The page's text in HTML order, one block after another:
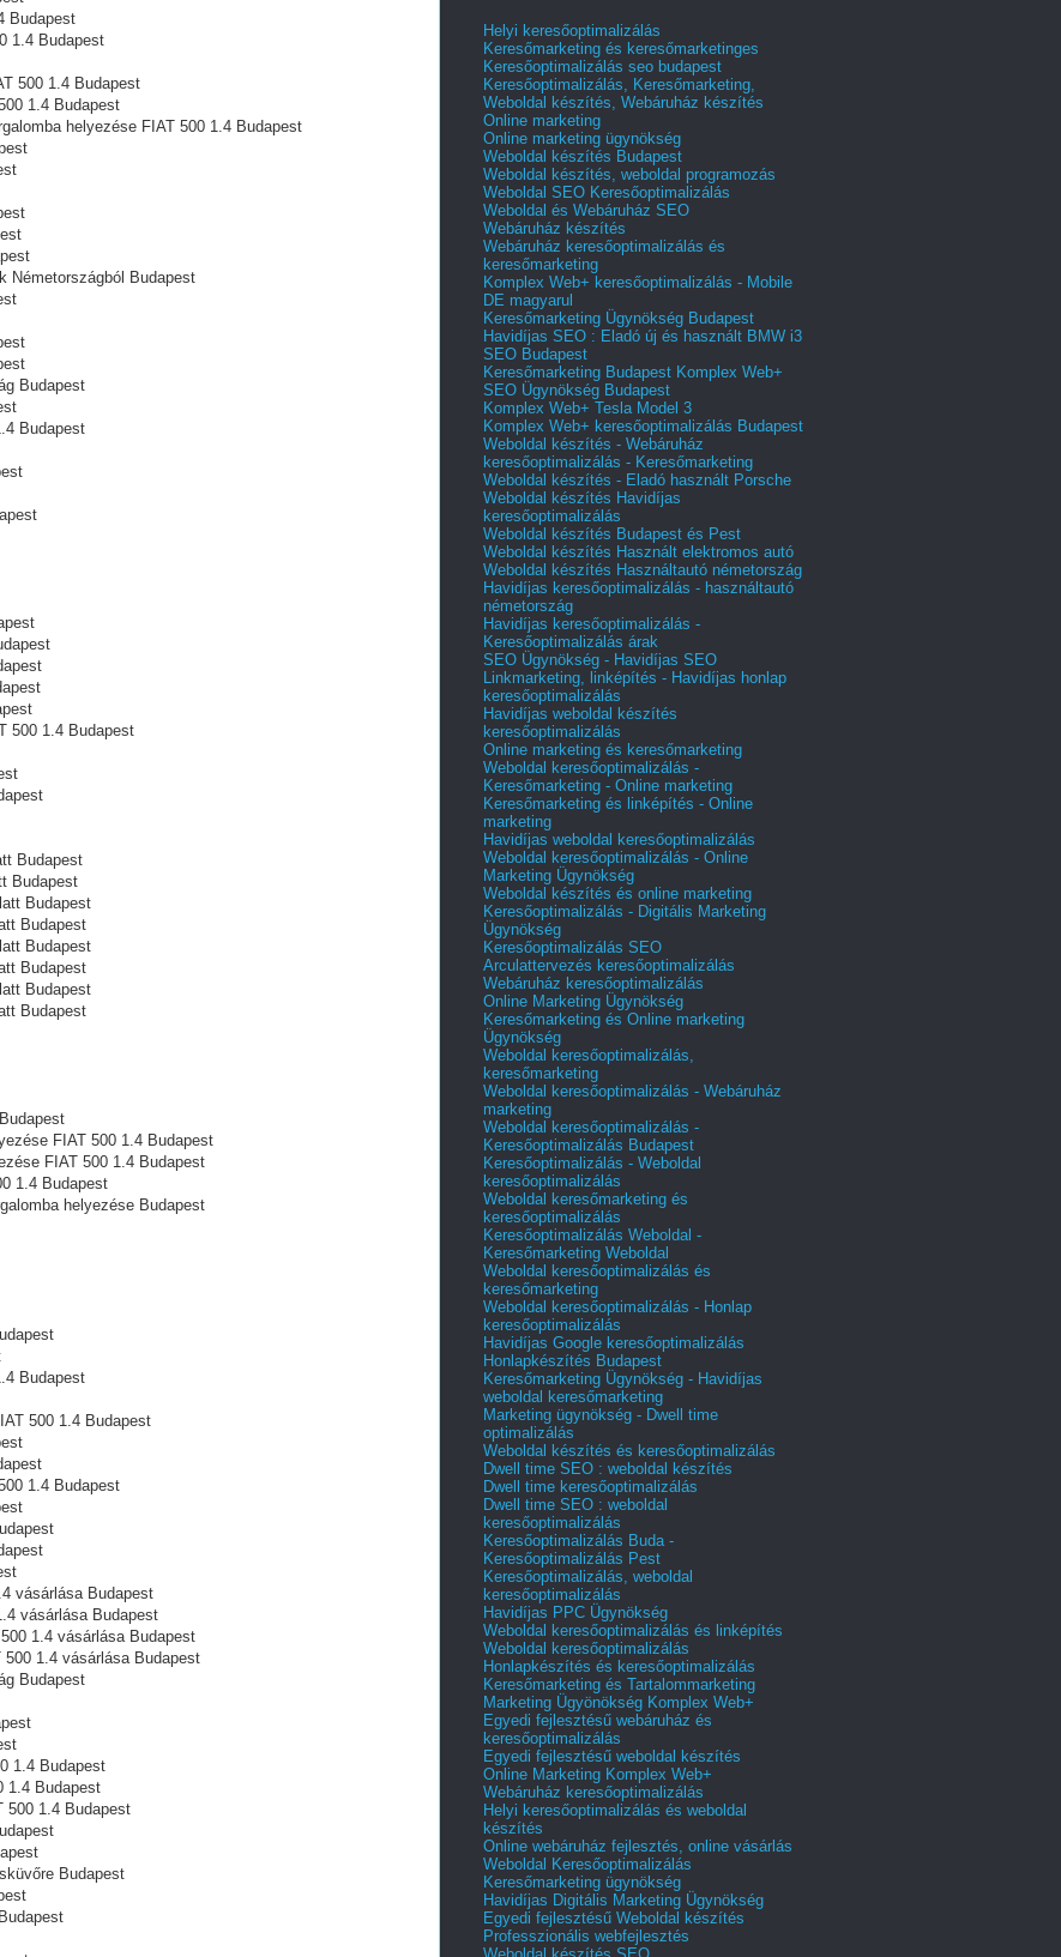
Budapest
1.4 Budapest
500 1.4 Budapest
1.4 Budapest
helyezése FIAT 500 1.4 Budapest
Németországból Budapest
Budapest
Budapest
500 1.4 Budapest
Budapest
Budapest
Budapest
Budapest
Budapest
Budapest
Budapest
Budapest
FIAT 500 1.4 Budapest
FIAT 500 1.4 Budapest
1.4 Budapest
helyezése Budapest
Budapest
500 1.4 Budapest
1.4 Budapest
vásárlása Budapest
vásárlása Budapest
1.4 vásárlása Budapest
1.4 vásárlása Budapest
Budapest
1.4 Budapest
1.4 Budapest
500 1.4 Budapest
Budapest
Helyi keresőoptimalizálás
Keresőmarketing és keresőmarketinges
Keresőoptimalizálás seo budapest
Keresőoptimalizálás, Keresőmarketing,
Weboldal készítés, Webáruház készítés
Online marketing
Online marketing ügynökség
Weboldal készítés Budapest
Weboldal készítés, weboldal programozás
Weboldal SEO Keresőoptimalizálás
Weboldal és Webáruház SEO
Webáruház készítés
Webáruház keresőoptimalizálás és
keresőmarketing
Komplex Web+ keresőoptimalizálás - Mobile
DE magyarul
Keresőmarketing Ügynökség Budapest
Havidíjas SEO : Eladó új és használt BMW i3
SEO Budapest
Keresőmarketing Budapest Komplex Web+
SEO Ügynökség Budapest
Komplex Web+ Tesla Model 3
Komplex Web+ keresőoptimalizálás Budapest
Weboldal készítés - Webáruház
keresőoptimalizálás - Keresőmarketing
Weboldal készítés - Eladó használt Porsche
Weboldal készítés Havidíjas
keresőoptimalizálás
Weboldal készítés Budapest és Pest
Weboldal készítés Használt elektromos autó
Weboldal készítés Használtautó németország
Havidíjas keresőoptimalizálás - használtautó
németország
Havidíjas keresőoptimalizálás -
Keresőoptimalizálás árak
SEO Ügynökség - Havidíjas SEO
Linkmarketing, linképítés - Havidíjas honlap
keresőoptimalizálás
Havidíjas weboldal készítés
keresőoptimalizálás
Online marketing és keresőmarketing
Weboldal keresőoptimalizálás -
Keresőmarketing - Online marketing
Keresőmarketing és linképítés - Online
marketing
Havidíjas weboldal keresőoptimalizálás
Weboldal keresőoptimalizálás - Online
Marketing Ügynökség
Weboldal készítés és online marketing
Keresőoptimalizálás - Digitális Marketing
Ügynökség
Keresőoptimalizálás SEO
Arculattervezés keresőoptimalizálás
Webáruház keresőoptimalizálás
Online Marketing Ügynökség
Keresőmarketing és Online marketing
Ügynökség
Weboldal keresőoptimalizálás,
keresőmarketing
Weboldal keresőoptimalizálás - Webáruház
marketing
Weboldal keresőoptimalizálás -
Keresőoptimalizálás Budapest
Keresőoptimalizálás - Weboldal
keresőoptimalizálás
Weboldal keresőmarketing és
keresőoptimalizálás
Keresőoptimalizálás Weboldal -
Keresőmarketing Weboldal
Weboldal keresőoptimalizálás és
keresőmarketing
Weboldal keresőoptimalizálás - Honlap
keresőoptimalizálás
Havidíjas Google keresőoptimalizálás
Honlapkészítés Budapest
Keresőmarketing Ügynökség - Havidíjas
weboldal keresőmarketing
Marketing ügynökség - Dwell time
optimalizálás
Weboldal készítés és keresőoptimalizálás
Dwell time SEO : weboldal készítés
Dwell time keresőoptimalizálás
Dwell time SEO : weboldal
keresőoptimalizálás
Keresőoptimalizálás Buda -
Keresőoptimalizálás Pest
Keresőoptimalizálás, weboldal
keresőoptimalizálás
Havidíjas PPC Ügynökség
Weboldal keresőoptimalizálás és linképítés
Weboldal keresőoptimalizálás
Honlapkészítés és keresőoptimalizálás
Keresőmarketing és Tartalommarketing
Marketing Ügyönökség Komplex Web+
Egyedi fejlesztésű webáruház és
keresőoptimalizálás
Egyedi fejlesztésű weboldal készítés
Online Marketing Komplex Web+
Webáruház keresőoptimalizálás
Helyi keresőoptimalizálás és weboldal
készítés
Online webáruház fejlesztés, online vásárlás
Weboldal Keresőoptimalizálás
Keresőmarketing ügynökség
Havidíjas Digitális Marketing Ügynökség
Egyedi fejlesztésű Weboldal készítés
Professzionális webfejlesztés
Weboldal készítés SEO